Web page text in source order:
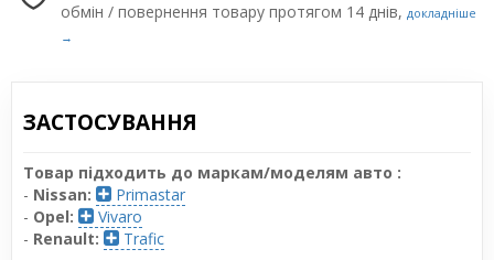
обмін / повернення товару протягом 14 днів, докладніше
→
ЗАСТОСУВАННЯ
Товар підходить до маркам/моделям авто :
- Nissan:
Primastar
- Opel:
Vivaro
- Renault:
Trafic